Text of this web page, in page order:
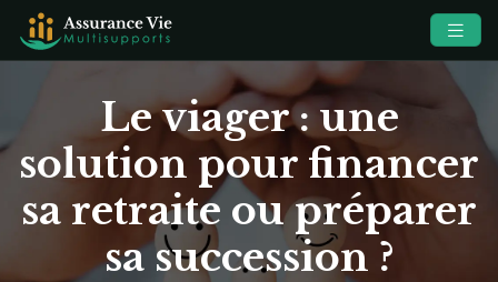
Le viager : une
solution pour financer
sa retraite ou préparer
sa succession ?